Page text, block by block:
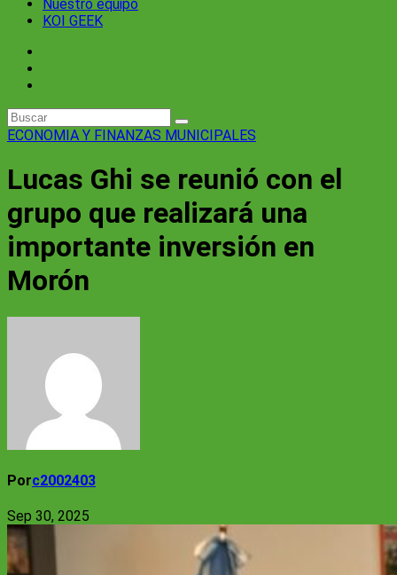
Nuestro equipo
KOI GEEK
ECONOMIA Y FINANZAS MUNICIPALES
Lucas Ghi se reunió con el
grupo que realizará una
importante inversión en
Morón
Porc2002403
Sep 30, 2025